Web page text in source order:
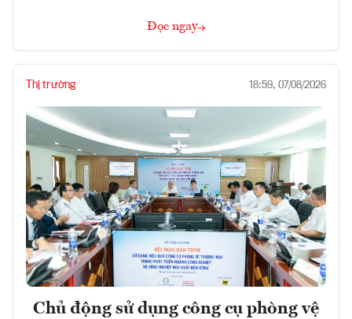
Đọc ngay
Thị trường 18:59, 07/08/2026
Chủ động sử dụng công cụ phòng vệ